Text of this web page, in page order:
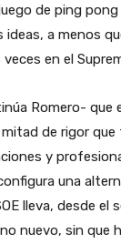
de ping
a menos
en el
Romero-
de rigor
y
una
lleva, desde
nuevo, sin que